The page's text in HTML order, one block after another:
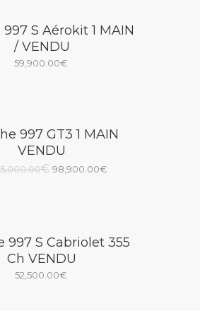
S Aérokit 1 MAIN
/ VENDU
59,900.00€
997 GT3 1 MAIN
VENDU
€ Le
105,000.00€.
98,900.00€Le
98,900.00€.
997 S Cabriolet 355
Ch VENDU
52,500.00€